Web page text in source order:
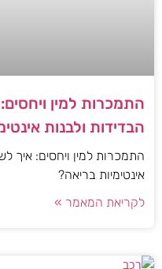
התמכרות למין
הבדידות ולבנות
התמכרות למין ויחסים: איך
אינטימיות בריאה?
לקריאת המאמר »